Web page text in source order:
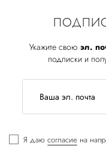
Укажите свою эл.
подписки и
Я даю согласие на